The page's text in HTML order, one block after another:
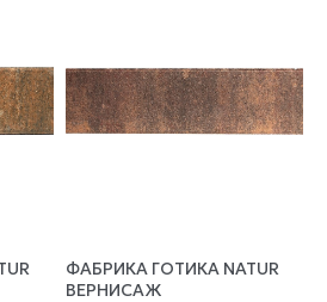
ФАБРИКА ГОТИКА NATUR
ВЕРНИСАЖ